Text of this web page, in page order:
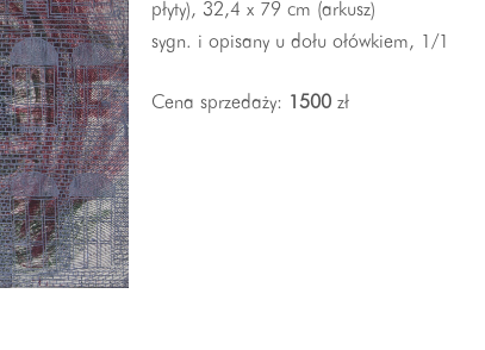
płyty), 32,4 x 79 cm (arkusz)
sygn. i opisany u dołu ołówkiem, 1/1
Cena sprzedaży: 1500zł